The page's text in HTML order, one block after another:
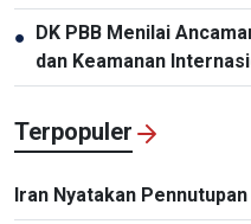
Vietnam-Thailand”
●
DK PBB Menilai
dan Keamanan
Terpopuler
Iran Nyatakan